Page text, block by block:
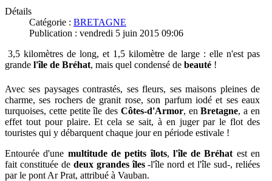
Détails
Catégorie : BRETAGNE
Publication : vendredi 5 juin 2015 09:06
3,5 kilomètres de long, et 1,5 kilomètre de large : elle n'est pas
grande l'île de Bréhat, mais quel condensé de beauté !
Avec ses paysages contrastés, ses fleurs, ses maisons pleines de
charme, ses rochers de granit rose, son parfum iodé et ses eaux
turquoises, cette petite île des Côtes-d'Armor, enBretagne, a en
effet tout pour plaire.Et cela se sait, à en juger par le flot des
touristes qui y débarquent chaque jour en période estivale !
Entourée d'une multitude de petits îlots, l'île de Bréhat est en
fait constituée de deux grandes îles-l'île nord et l'île sud-, reliées
par le pont Ar Prat, attribué à Vauban.